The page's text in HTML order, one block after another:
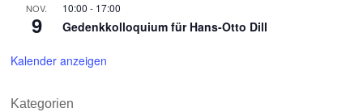
NOV.
9
10:00 - 17:00
Gedenkkolloquium für Hans-Otto Dill
Kalender anzeigen
Kategorien